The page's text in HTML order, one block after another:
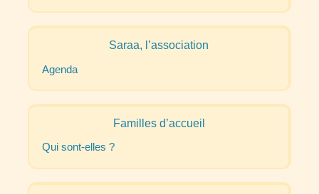
Saraa, l’association
Agenda
Familles d’accueil
Qui sont-elles ?